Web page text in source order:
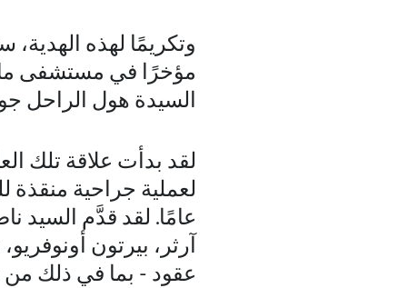
وتكريمًا لهذه
مؤخرًا في مستشفى
السيدة هول الراحل
لقد بدأت علاقة تلك
عامًا. لقد قدَّم السيد
آرثر، بيرتون
عقود - بما في ذلك